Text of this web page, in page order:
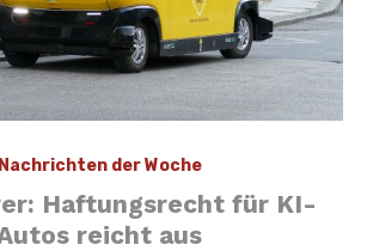
Nachrichten der Woche
Haftungsrecht für KI-
reicht aus